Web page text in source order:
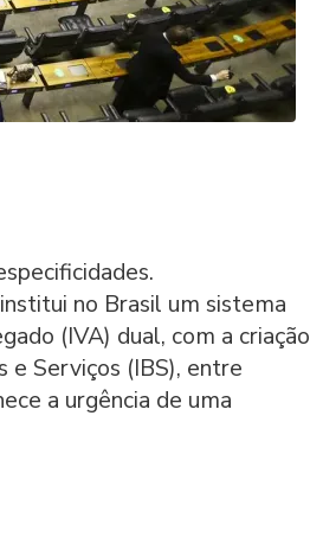
no Brasil um sistema
(IVA) dual, com a criação
e Serviços (IBS), entre
a urgência de uma